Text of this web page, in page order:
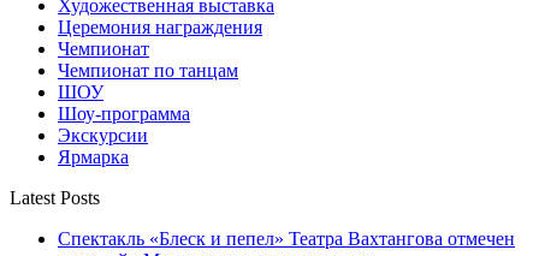
Художественная выставка
Церемония награждения
Чемпионат
Чемпионат по танцам
ШОУ
Шоу-программа
Экскурсии
Ярмарка
Latest Posts
Спектакль «Блеск и пепел» Театра Вахтангова отмечен